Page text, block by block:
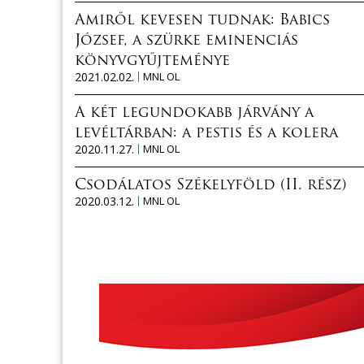
Amiről kevesen tudnak: Babics
József, a szürke eminenciás
könyvgyűjteménye
2021.02.02.
MNL OL
A két legundokabb járvány a
levéltárban: a pestis és a kolera
2020.11.27.
MNL OL
Csodálatos Székelyföld (II. rész)
2020.03.12.
MNL OL